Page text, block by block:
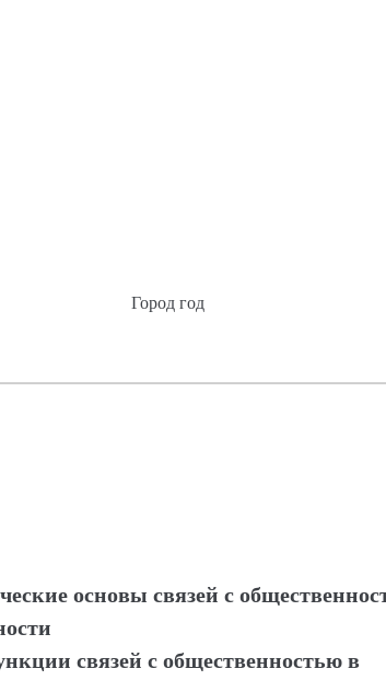
Город год
основы связей с
связей с общественностью в